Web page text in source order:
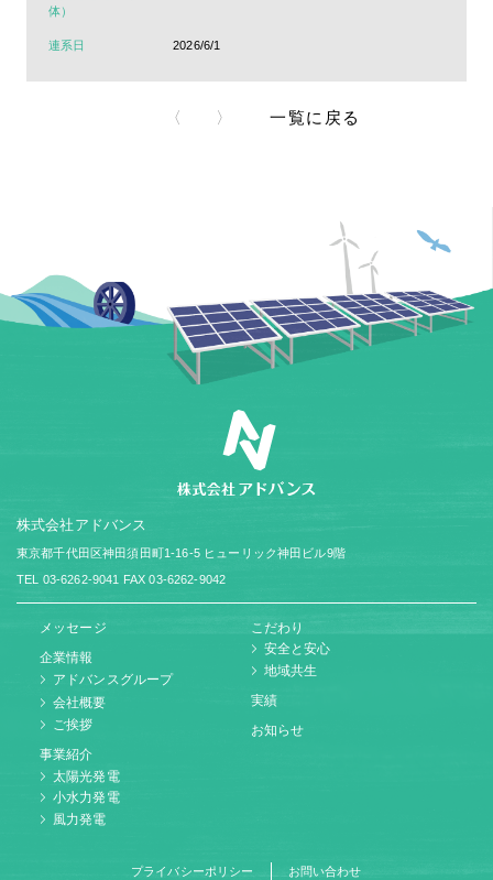
体）
連系日 2026/6/1
〈 〉 一覧に戻る
株式会社アドバンス
東京都千代田区神田須田町1-16-5 ヒューリック神田ビル9階
TEL 03-6262-9041 FAX 03-6262-9042
メッセージ
企業情報
アドバンスグループ
会社概要
ご挨拶
事業紹介
太陽光発電
小水力発電
風力発電
こだわり
安全と安心
地域共生
実績
お知らせ
プライバシーポリシー お問い合わせ